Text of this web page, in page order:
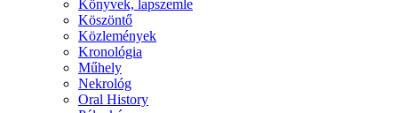
Könyvek, lapszemle
Köszöntő
Közlemények
Kronológia
Műhely
Nekrológ
Oral History